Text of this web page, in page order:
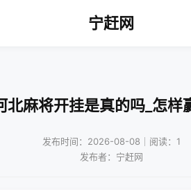
宁赶网
北麻将开挂是真的吗_怎样
发布时间：2026-08-08｜阅读：1
发布者：宁赶网